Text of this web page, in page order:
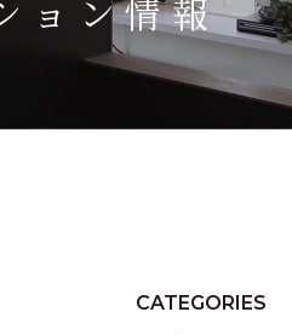
ョン情報
CATEGORIES